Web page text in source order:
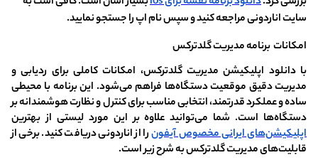
سایت اناردونی مراجعه کنید و سپس نام اپ را جستجو نمایید.
امکانات برنامه مدیریت گلدترکس
با دانلود اپلیکیشن مدیریت گلدترکس، امکانات کاملی برای ردیابی و
مدیریت دقیق موقعیت دستگاه‌ها فراهم می‌شود. این برنامه با محیطی
ساده و عملکرد قدرتمند، انتخابی مناسب برای کنترل و نظارت هوشمندانه بر
دستگاه‌ها است. شما می‌توانید علاوه بر این مورد لیستی از بهترین
اپلیکیشن‌های ایرانی مخصوص آیفونرا از اناردونی دریافت کنید. برخی از
قابلیت‌های مدیریت گلدترکس به شرح زیر است.